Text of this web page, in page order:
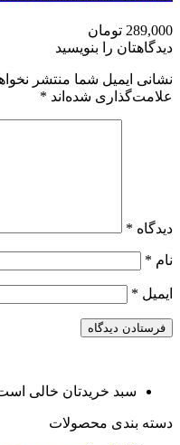
289,000 تومان
دیدگاهتان را بنویسید
نشانی ایمیل شما منتشر
علامت‌گذاری شده‌اند *
دیدگاه *
نام *
ایمیل *
سبد خریدتان خالی
دسته بندی محصولات